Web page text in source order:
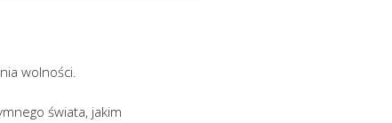
wolności.
świata, jakim